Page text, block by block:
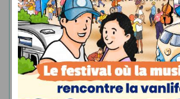
Recevez le meilleur de l’actualité du
directement dans votre